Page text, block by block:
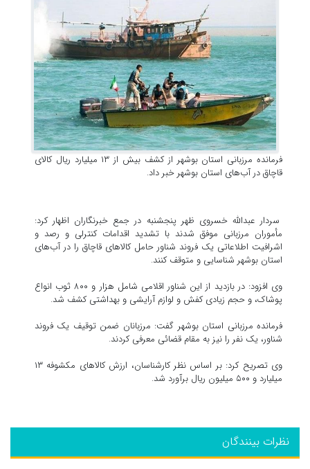
فرمانده مرزبانی استان بوشهر از کشف بیش از ۱۳ میلیارد ریال کالای
قاچاق در آب‌های استان بوشهر خبر داد.
سردار عبدالله خسروی ظهر پنجشنبه در جمع خبرنگاران اظهار کرد:
مأموران مرزبانی موفق شدند با تشدید اقدامات کنترلی و رصد و
اشرافیت اطلاعاتی یک فروند شناور حامل کالاهای قاچاق را در آب‌های
استان بوشهر شناسایی و متوقف کنند.
وی افزود: در بازدید از این شناور اقلامی شامل هزار و ۸۰۰ ثوب انواع
پوشاک، و حجم زیادی کفش و لوازم آرایشی و بهداشتی کشف شد.
فرمانده مرزبانی استان بوشهر گفت: مرزبانان ضمن توقیف یک فروند
شناور، یک نفر را نیز به مقام قضائی معرفی کردند.
وی تصریح کرد: بر اساس نظر کارشناسان، ارزش کالاهای مکشوفه ۱۳
میلیارد و ۵۰۰ میلیون ریال برآورد شد.
نظرات بینندگان